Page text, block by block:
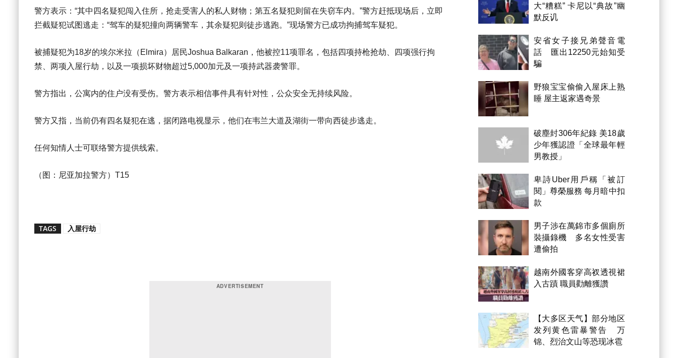
警方表示：“其中四名疑犯闯入住所，抢走受害人的私人财物；第五名疑犯则留在失窃车内。”警方赶抵现场后，立即
拦截疑犯试图逃走：“驾车的疑犯撞向两辆警车，其余疑犯则徒步逃跑。”现场警方已成功拘捕驾车疑犯。
被捕疑犯为18岁的埃尔米拉（Elmira）居民Joshua Balkaran，他被控11项罪名，包括四项持枪抢劫、四项强行拘
禁、两项入屋行劫，以及一项损坏财物超过5,000加元及一项持武器袭警罪。
警方指出，公寓内的住户没有受伤。警方表示相信事件具有针对性，公众安全无持续风险。
警方又指，当前仍有四名疑犯在逃，据闭路电视显示，他们在韦兰大道及湖街一带向西徒步逃走。
任何知情人士可联络警方提供线索。
（图：尼亚加拉警方）T15
TAGS 入屋行劫
大“糟糕” 卡尼以“典故”幽
默反讥
安省女子接兄弟聲音電
話 匯出12250元始知受
騙
野狼宝宝偷偷入屋床上熟
睡 屋主返家遇奇景
破塵封306年紀錄 美18歲
少年獲認證「全球最年輕
男教授」
卑詩Uber用戶稱「被訂
閱」尊榮服務 每月暗中扣
款
男子涉在萬錦市多個廁所
裝攝錄機 多名女性受害
遭偷拍
越南外國客穿高衩透視裙
入古蹟 職員勸離獲讚
【大多区天气】部分地区
发列黄色雷暴警告 万
锦、烈治文山等恐现冰雹